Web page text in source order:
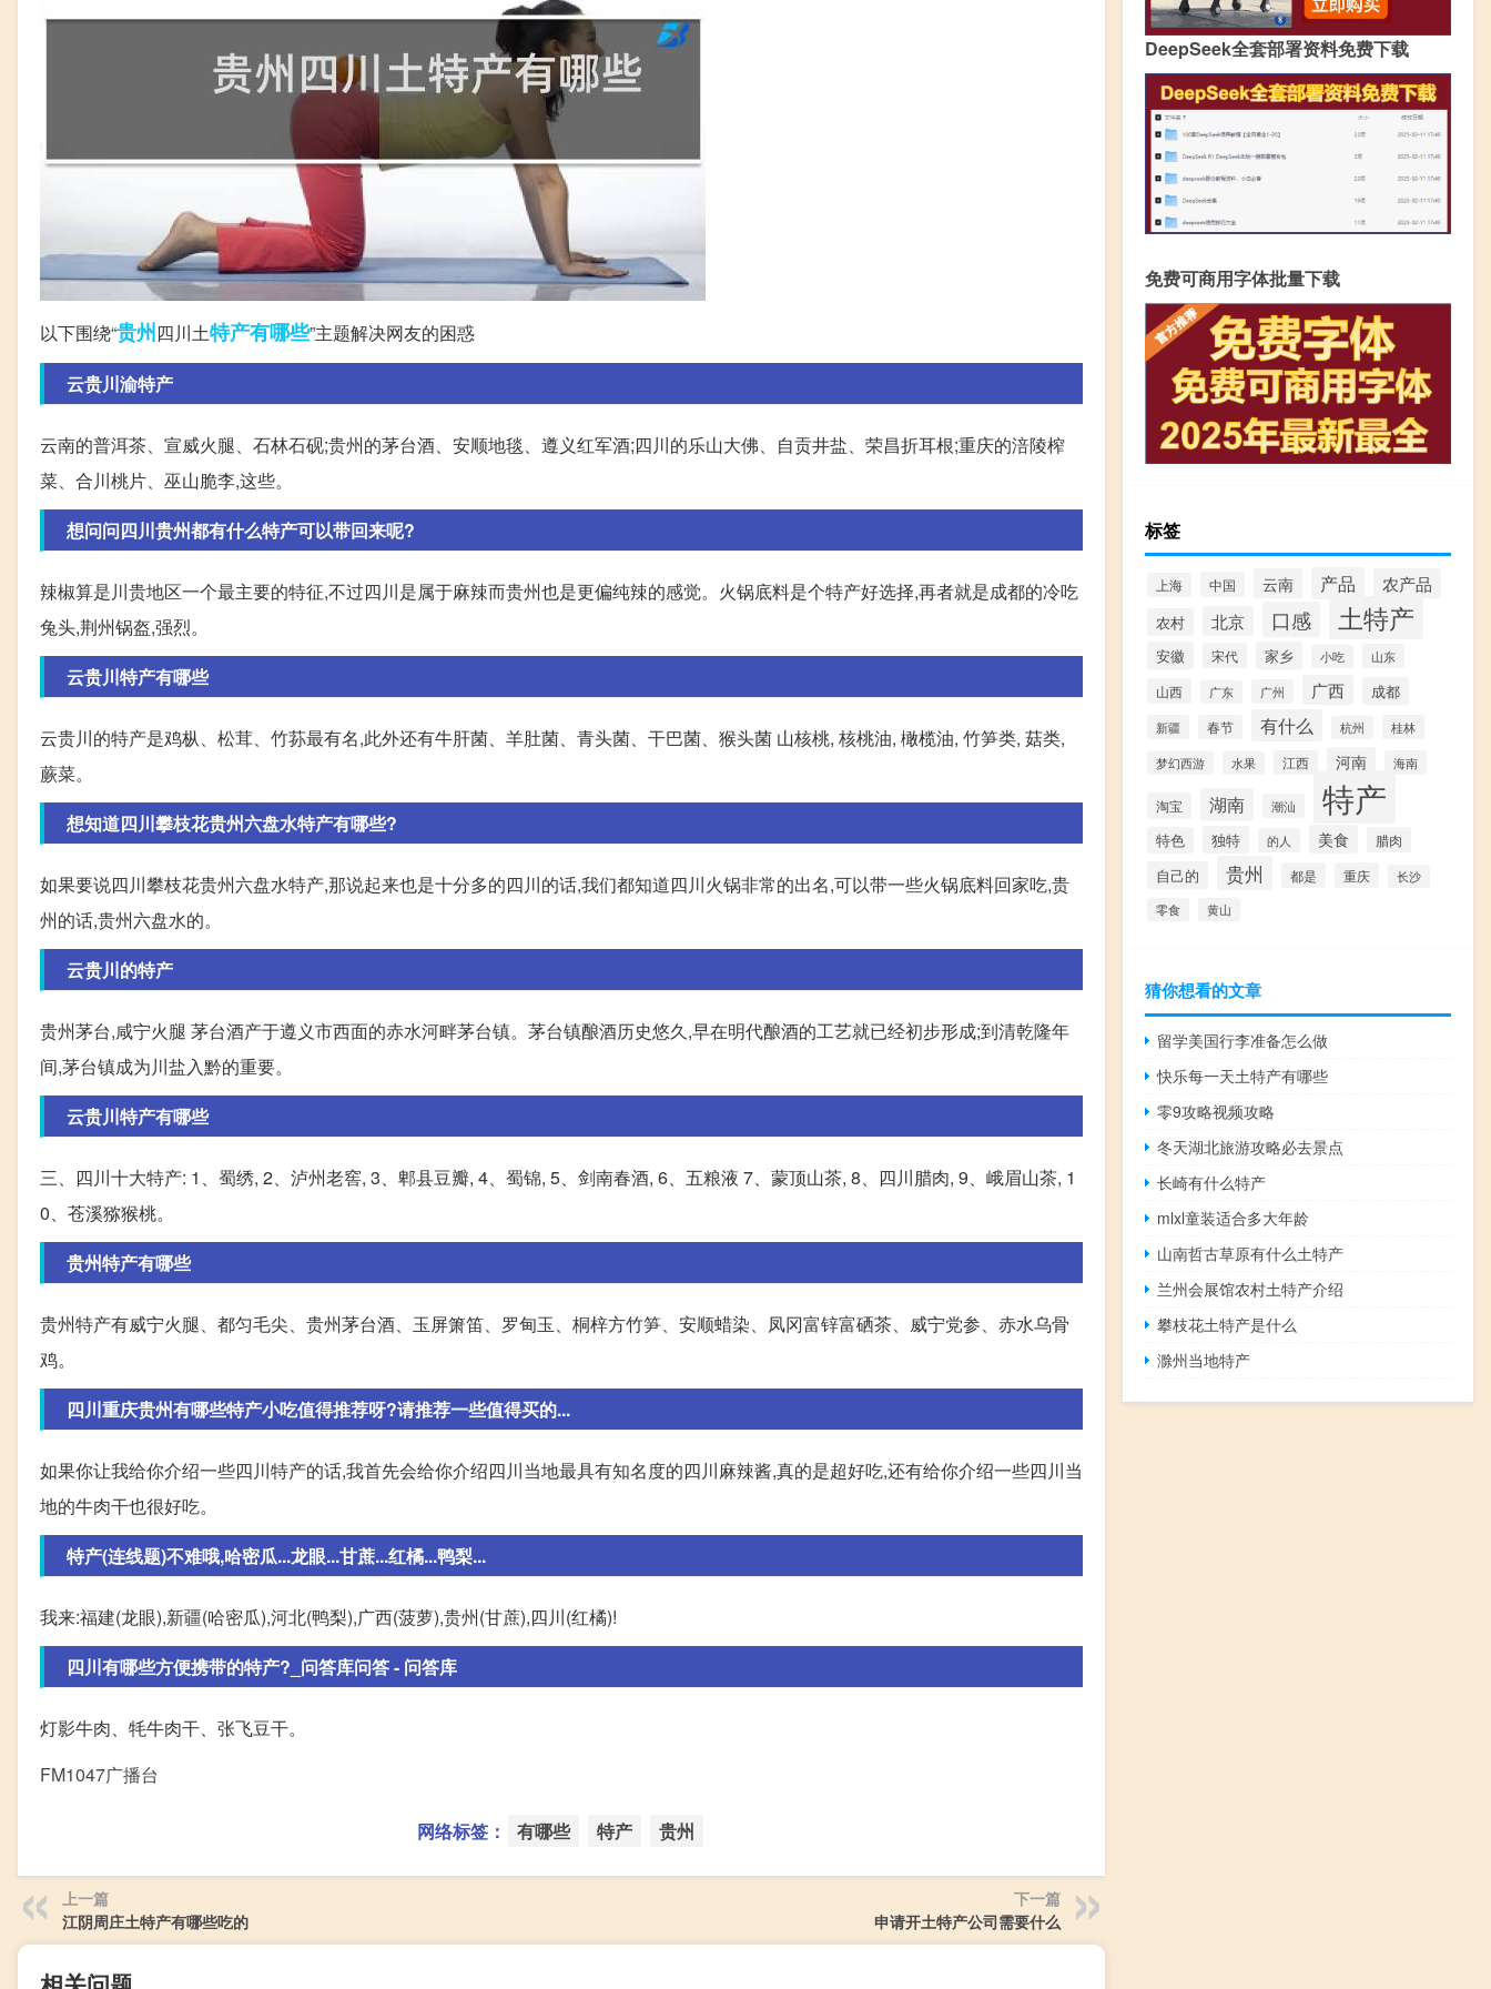
以下围绕“贵州四川土特产有哪些”主题解决网友的困惑
云贵川渝特产
云南的普洱茶、宣威火腿、石林石砚;贵州的茅台酒、安顺地毯、遵义红军酒;四川的乐山大佛、自贡井盐、荣昌折耳根;重庆的涪陵榨
菜、合川桃片、巫山脆李,这些。
想问问四川贵州都有什么特产可以带回来呢?
辣椒算是川贵地区一个最主要的特征,不过四川是属于麻辣而贵州也是更偏纯辣的感觉。火锅底料是个特产好选择,再者就是成都的冷吃
兔头,荆州锅盔,强烈。
云贵川特产有哪些
云贵川的特产是鸡枞、松茸、竹荪最有名,此外还有牛肝菌、羊肚菌、青头菌、干巴菌、猴头菌 山核桃, 核桃油, 橄榄油, 竹笋类, 菇类,
蕨菜。
想知道四川攀枝花贵州六盘水特产有哪些?
如果要说四川攀枝花贵州六盘水特产,那说起来也是十分多的四川的话,我们都知道四川火锅非常的出名,可以带一些火锅底料回家吃,贵
州的话,贵州六盘水的。
云贵川的特产
贵州茅台,咸宁火腿 茅台酒产于遵义市西面的赤水河畔茅台镇。茅台镇酿酒历史悠久,早在明代酿酒的工艺就已经初步形成;到清乾隆年
间,茅台镇成为川盐入黔的重要。
云贵川特产有哪些
三、四川十大特产: 1、蜀绣, 2、泸州老窖, 3、郫县豆瓣, 4、蜀锦, 5、剑南春酒, 6、五粮液 7、蒙顶山茶, 8、四川腊肉, 9、峨眉山茶, 1
0、苍溪猕猴桃。
贵州特产有哪些
贵州特产有威宁火腿、都匀毛尖、贵州茅台酒、玉屏箫笛、罗甸玉、桐梓方竹笋、安顺蜡染、凤冈富锌富硒茶、威宁党参、赤水乌骨
鸡。
四川重庆贵州有哪些特产小吃值得推荐呀?请推荐一些值得买的...
如果你让我给你介绍一些四川特产的话,我首先会给你介绍四川当地最具有知名度的四川麻辣酱,真的是超好吃,还有给你介绍一些四川当
地的牛肉干也很好吃。
特产(连线题)不难哦,哈密瓜...龙眼...甘蔗...红橘...鸭梨...
我来:福建(龙眼),新疆(哈密瓜),河北(鸭梨),广西(菠萝),贵州(甘蔗),四川(红橘)!
四川有哪些方便携带的特产?_问答库问答 - 问答库
灯影牛肉、牦牛肉干、张飞豆干。
FM1047广播台
网络标签： 有哪些 特产 贵州
上一篇
江阴周庄土特产有哪些吃的
下一篇
申请开土特产公司需要什么
DeepSeek全套部署资料免费下载
免费可商用字体批量下载
标签
上海 中国 云南 产品 农产品
农村 北京 口感 土特产
安徽 宋代 家乡 小吃 山东
山西 广东 广州 广西 成都
新疆 春节 有什么 杭州 桂林
梦幻西游 水果 江西 河南 海南
淘宝 湖南 潮汕 特产
特色 独特 的人 美食 腊肉
自己的 贵州 都是 重庆
长沙
零食
黄山
猜你想看的文章
留学美国行李准备怎么做
快乐每一天土特产有哪些
零9攻略视频攻略
冬天湖北旅游攻略必去景点
长崎有什么特产
mlxl童装适合多大年龄
山南哲古草原有什么土特产
兰州会展馆农村土特产介绍
攀枝花土特产是什么
滁州当地特产